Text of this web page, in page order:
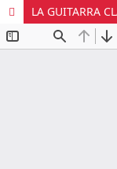
LA GUITARRA